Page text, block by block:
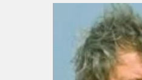
Casimir et Caroline -